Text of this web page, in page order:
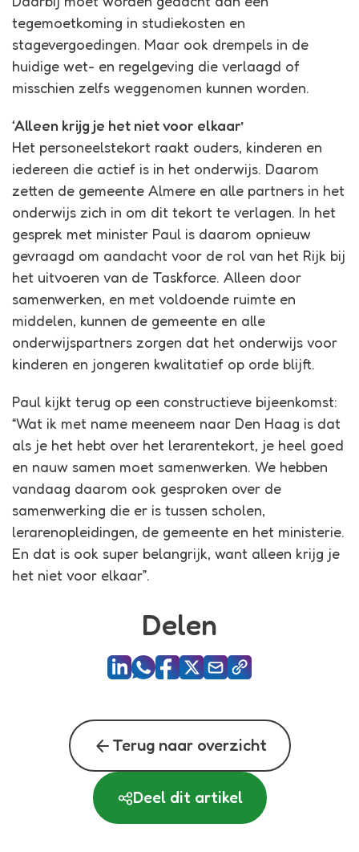
tegemoetkoming in studiekosten en
stagevergoedingen. Maar ook drempels in de
huidige wet- en regelgeving die verlaagd of
misschien zelfs weggenomen kunnen worden.
‘Alleen krijg je het niet voor elkaar’
Het personeelstekort raakt ouders, kinderen en
iedereen die actief is in het onderwijs. Daarom
zetten de gemeente Almere en alle partners in het
onderwijs zich in om dit tekort te verlagen. In het
gesprek met minister Paul is daarom opnieuw
gevraagd om aandacht voor de rol van het Rijk bij
het uitvoeren van de Taskforce. Alleen door
samenwerken, en met voldoende ruimte en
middelen, kunnen de gemeente en alle
onderwijspartners zorgen dat het onderwijs voor
kinderen en jongeren kwalitatief op orde blijft.
Paul kijkt terug op een constructieve bijeenkomst:
“Wat ik met name meeneem naar Den Haag is dat
als je het hebt over het lerarentekort, je heel goed
en nauw samen moet samenwerken. We hebben
vandaag daarom ook gesproken over de
samenwerking die er is tussen scholen,
lerarenopleidingen, de gemeente en het ministerie.
En dat is ook super belangrijk, want alleen krijg je
het niet voor elkaar”.
Delen
arrow_back Terug naar overzicht
Deel dit artikel